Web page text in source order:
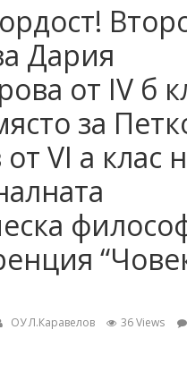
Дария
от ІV б
за
VІ а клас
ОУ Л.Каравелов 36 Views